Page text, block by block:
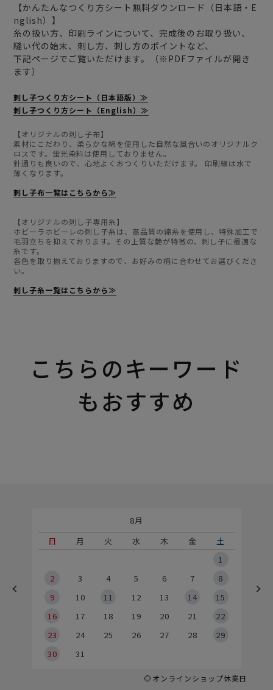
【かんたんなつくり方シート無料ダウンロード（日本語・E
nglish）】
糸の扱い方、印刷ラインについて、完成後のお取り扱い、
縫い代の始末、刺し方、刺し方のポイントなど、
下記ページでご覧いただけます。（※PDFファイルが開き
ます）
刺し子つくり方シート（日本語版）≫
刺し子つくり方シート（English）≫
【オリジナルの刺し子布】
素材にこだわり、柔らかな綿を使用した自然な風合いのオリジナルク
ロスです。蛍光染料は使用しておりません。
針通りも良いので、心地よくおつくりいただけます。 印刷線は水で
薄くなります。
刺し子布一覧はこちらから≫
【オリジナルの刺し子専用糸】
ホビーラホビーレの刺し子糸は、高品質の綿糸を使用し、特殊加工で
毛羽立ちを抑えております。その上質な艶が特徴の、刺し子に最適な
糸です。
各色を取り揃えておりますので、お好みの柄に合わせてお選びくださ
い。
刺し子糸一覧はこちらから≫
こちらのキーワード
もおすすめ
8月
日
月 火 水 木 金
土
1
2
3 4 5 6 7
8
9
10 11 12 13 14
15
16
17 18 19 20 21
22
23
24 25 26 27 28
29
30
31
オンラインショップ休業日